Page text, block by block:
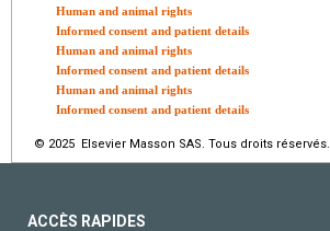
Human and animal rights
Informed consent and patient details
Human and animal rights
Informed consent and patient details
Human and animal rights
Informed consent and patient details
© 2025 Elsevier Masson SAS. Tous droits réservés.
ACCÈS RAPIDES